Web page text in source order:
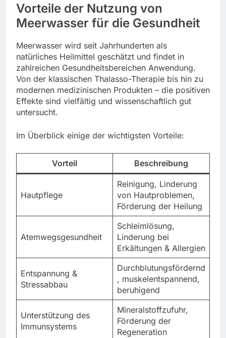
Vorteile der Nutzung von
Meerwasser für die Gesundheit
Meerwasser wird seit Jahrhunderten als
natürliches Heilmittel geschätzt und findet in
zahlreichen Gesundheitsbereichen Anwendung.
Von der klassischen Thalasso-Therapie bis hin zu
modernen medizinischen Produkten – die positiven
Effekte sind vielfältig und wissenschaftlich gut
untersucht.
Im Überblick einige der wichtigsten Vorteile:
Vorteil Beschreibung
Hautpflege
Reinigung, Linderung
von Hautproblemen,
Förderung der Heilung
Atemwegsgesundheit
Schleimlösung,
Linderung bei
Erkältungen & Allergien
Entspannung &
Stressabbau
Durchblutungsfördernd
, muskelentspannend,
beruhigend
Unterstützung des
Immunsystems
Mineralstoffzufuhr,
Förderung der
Regeneration